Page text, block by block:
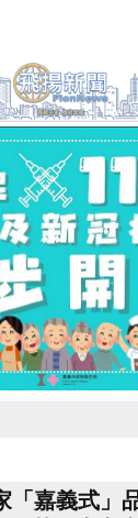
「嘉義式」